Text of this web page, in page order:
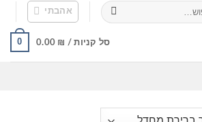
אהבתי
סל קניות / 0.00 ₪
0